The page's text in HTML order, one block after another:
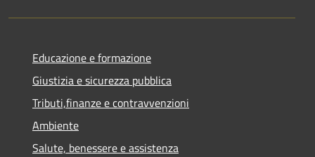
Educazione e formazione
Giustizia e sicurezza pubblica
Tributi,finanze e contravvenzioni
Ambiente
Salute, benessere e assistenza